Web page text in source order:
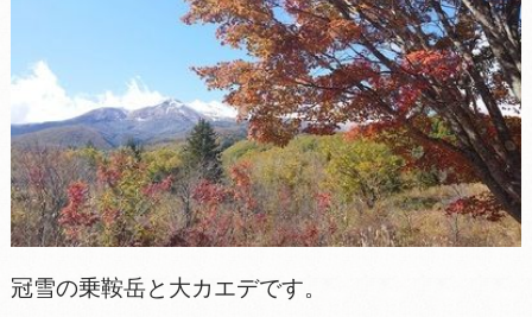
冠雪の乗鞍岳と大カエデです。